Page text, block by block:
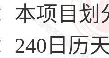
本项目划
240日历